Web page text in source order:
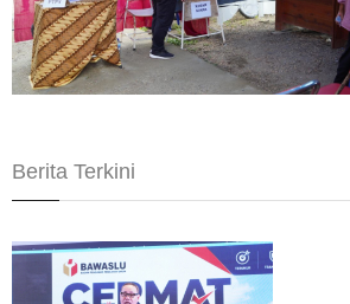
Berita Terkini